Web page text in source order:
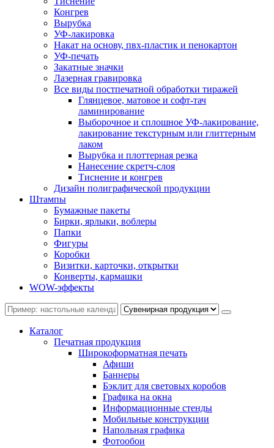
Конгрев
Вырубка
УФ-лакировка
Накат на основу, пвх-пластик и пенокартон
УФ-печать
Закатные значки
Лазерная гравировка
Все виды постпечатной обработки тиражей
Глянцевое, матовое и софт-тач
ламинирование
Выборочное и сплошное УФ-лакирование,
лакирование текстурным или глиттерным
лаком
Вырубка и плоттерная резка
Нанесение скретч-слоя
Тиснение и конгрев
Дизайн полиграфической продукции
Штампы
Бумажные пакеты
Бирки, ярлыки, воблеры
Папки
Фигуры
Коробки
Визитки, карточки, открытки
Конверты, кармашки
WOW-эффекты
Каталог
Печатная продукция
Широкоформатная печать
Афиши
Баннеры
Бэклит для световых коробов
Графика на окна
Информационные стенды
Мобильные конструкции
Напольная графика
Фотообои